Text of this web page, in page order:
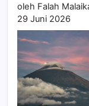
oleh Falah
29 Juni 2026